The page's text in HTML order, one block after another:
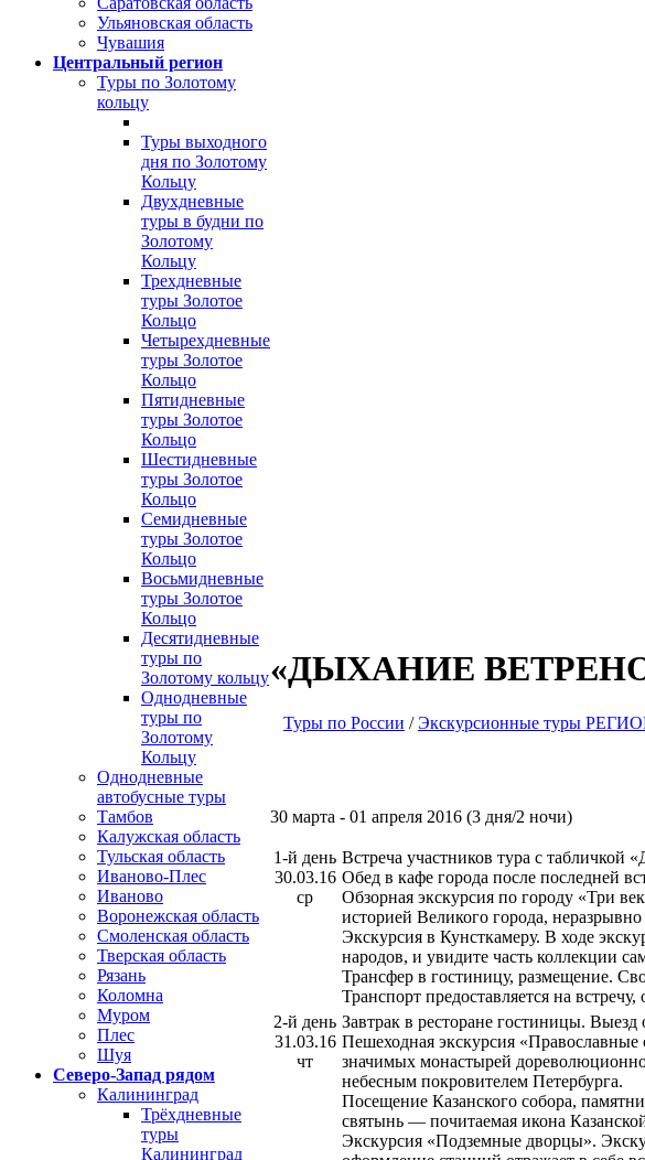
Ульяновская область
Чувашия
Центральный регион
Туры по Золотому
кольцу
Туры выходного
дня по Золотому
Кольцу
Двухдневные
туры в будни по
Золотому
Кольцу
Трехдневные
туры Золотое
Кольцо
Четырехдневные
туры Золотое
Кольцо
Пятидневные
туры Золотое
Кольцо
Шестидневные
туры Золотое
Кольцо
Семидневные
туры Золотое
Кольцо
Восьмидневные
туры Золотое
Кольцо
Десятидневные
туры по
Золотому кольцу
Однодневные
туры по
Золотому
Кольцу
Однодневные
автобусные туры
Тамбов
Калужская область
Тульская область
Иваново-Плес
Иваново
Воронежская область
Смоленская область
Тверская область
Рязань
Коломна
Муром
Плес
Шуя
Северо-Запад рядом
Калининград
Трёхдневные
туры
Калининград
«ДЫХАНИЕ
Туры по России /Экскурсионные туры
30 марта - 01 апреля 2016 (3 дня/2 ночи)
1-й день
30.03.16
ср
Встреча участников тура с
Обед в кафе города после последней
Обзорная экскурсия по городу «Три
историей Великого города,
Экскурсия в Кунсткамеру. В ходе
народов, и увидите часть коллекции
Трансфер в гостиницу, размещение.
Транспорт предоставляется на
2-й день
31.03.16
чт
Завтрак в ресторане гостиницы.
Пешеходная экскурсия «Православные
значимых монастырей
небесным покровителем Петербурга.
Посещение Казанского собора,
святынь — почитаемая икона
Экскурсия «Подземные дворцы».